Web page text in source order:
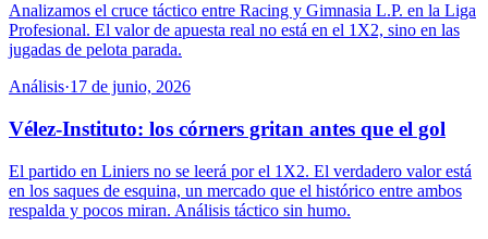
Analizamos el cruce táctico entre Racing y Gimnasia L.P. en la Liga
Profesional. El valor de apuesta real no está en el 1X2, sino en las
jugadas de pelota parada.
Análisis·17 de junio, 2026
Vélez-Instituto: los córners gritan antes que el gol
El partido en Liniers no se leerá por el 1X2. El verdadero valor está
en los saques de esquina, un mercado que el histórico entre ambos
respalda y pocos miran. Análisis táctico sin humo.